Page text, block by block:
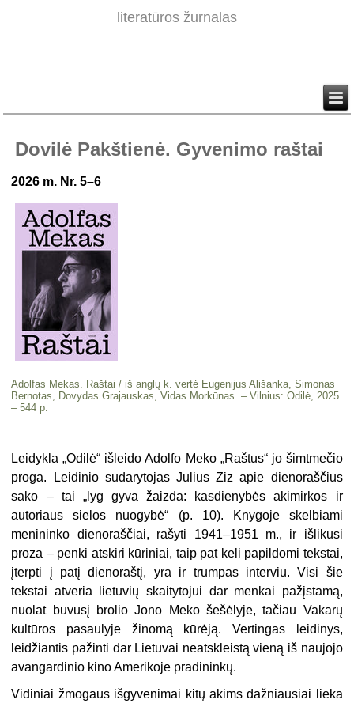
literatūros žurnalas
Dovilė Pakštienė. Gyvenimo raštai
2026 m. Nr. 5–6
Adolfas Mekas. Raštai / iš anglų k. vertė Eugenijus Ališanka, Simonas
Bernotas, Dovydas Grajauskas, Vidas Morkūnas. – Vilnius: Odilė, 2025.
– 544 p.
Leidykla „Odilė“ išleido Adolfo Meko „Raštus“ jo šimtmečio
proga. Leidinio sudarytojas Julius Ziz apie dienoraščius
sako – tai „lyg gyva žaizda: kasdienybės akimirkos ir
autoriaus sielos nuogybė“ (p. 10). Knygoje skelbiami
menininko dienoraščiai, rašyti 1941–1951 m., ir išlikusi
proza – penki atskiri kūriniai, taip pat keli papildomi tekstai,
įterpti į patį dienoraštį, yra ir trumpas interviu. Visi šie
tekstai atveria lietuvių skaitytojui dar menkai pažįstamą,
nuolat buvusį brolio Jono Meko šešėlyje, tačiau Vakarų
kultūros pasaulyje žinomą kūrėją. Vertingas leidinys,
leidžiantis pažinti dar Lietuvai neatskleistą vieną iš naujojo
avangardinio kino Amerikoje pradininkų.
Vidiniai žmogaus išgyvenimai kitų akims dažniausiai lieka